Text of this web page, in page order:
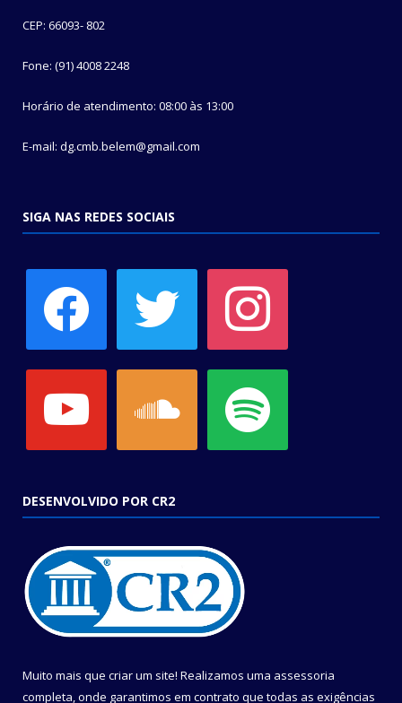
CEP: 66093- 802
Fone: (91) 4008 2248
Horário de atendimento: 08:00 às 13:00
E-mail: dg.cmb.belem@gmail.com
SIGA NAS REDES SOCIAIS
DESENVOLVIDO POR CR2
Muito mais que criar um site! Realizamos uma assessoria
completa, onde garantimos em contrato que todas as exigências